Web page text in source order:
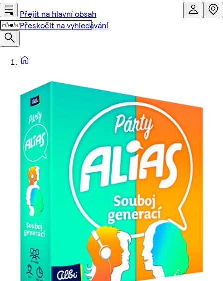
Přejít na hlavní obsah
Přeskočit na vyhledávání